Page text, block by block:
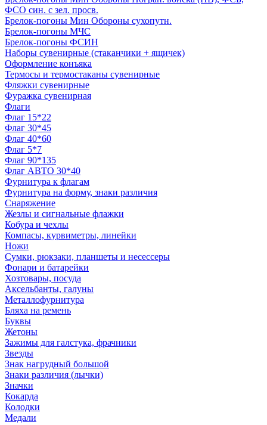
ФСО син. с зел. просв.
Брелок-погоны Мин Обороны сухопутн.
Брелок-погоны МЧС
Брелок-погоны ФСИН
Наборы сувенирные (стаканчики + ящичек)
Оформление конъяка
Термосы и термостаканы сувенирные
Фляжки сувенирные
Фуражка сувенирная
Флаги
Флаг 15*22
Флаг 30*45
Флаг 40*60
Флаг 5*7
Флаг 90*135
Флаг АВТО 30*40
Фурнитура к флагам
Фурнитура на форму, знаки различия
Снаряжение
Жезлы и сигнальные флажки
Кобура и чехлы
Компасы, курвиметры, линейки
Ножи
Сумки, рюкзаки, планшеты и несессеры
Фонари и батарейки
Хозтовары, посуда
Аксельбанты, галуны
Металлофурнитура
Бляха на ремень
Буквы
Жетоны
Зажимы для галстука, фрачники
Звезды
Знак нагрудный большой
Знаки различия (лычки)
Значки
Кокарда
Колодки
Медали